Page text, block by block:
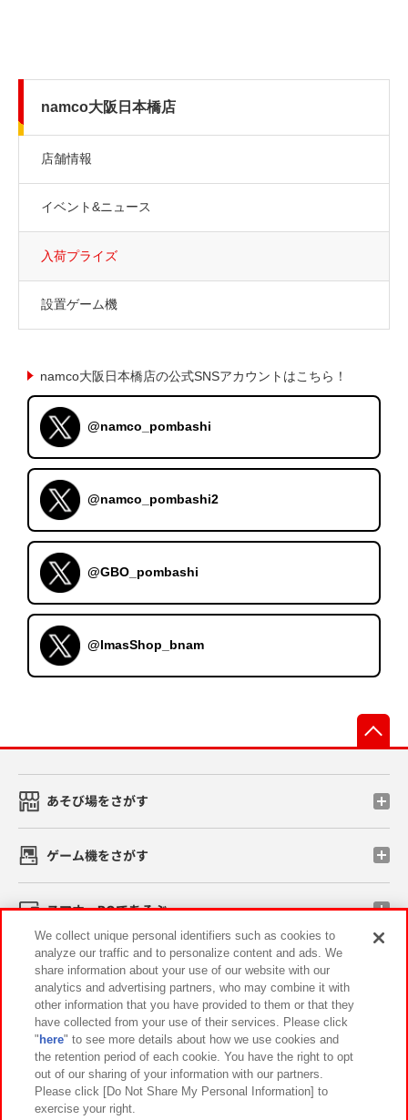
namco大阪日本橋店
店舗情報
イベント&ニュース
入荷プライズ
設置ゲーム機
namco大阪日本橋店の公式SNSアカウントはこちら！
@namco_pombashi
@namco_pombashi2
@GBO_pombashi
@ImasShop_bnam
あそび場をさがす
ゲーム機をさがす
スマホ・PCであそぶ
イベント・キャンペーン
関連会社 サステナビリティ サイトポリシー
プライバシーポリシー ウェブアクセシビリティ方針と検証結果
お取引先さまとともに
We collect unique personal identifiers such as cookies to
analyze our traffic and to personalize content and ads. We
share information about your use of our website with our
analytics and advertising partners, who may combine it with
other information that you have provided to them or that they
have collected from your use of their services. Please click
" here" to see more details about how we use cookies and
the retention period of each cookie. You have the right to opt
out of our sharing of your information with our partners.
Please click [Do Not Share My Personal Information] to
exercise your right.